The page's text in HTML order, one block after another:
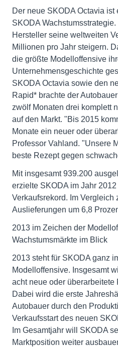
Der neue SKODA Octavia
SKODA
Hersteller seine weltweiten
Millionen pro Jahr steigern.
die größte Modelloffensive
Unternehmensgeschichte
SKODA Octavia sowie den
Rapid* brachte der
zwölf Monaten drei komplett
auf den Markt. "Bis 2015
Monate ein neuer oder
Professor Vahland. "Unsere
beste Rezept gegen
Mit insgesamt 939.200
erzielte SKODA im Jahr
Verkaufsrekord. Im Vergleich
Auslieferungen um 6,8
2013 im Zeichen der
Wachstumsmärkte im Blick
2013 steht für SKODA ganz
Modelloffensive. Insgesamt
acht neue oder überarbeitete
Dabei wird die erste
Autobauer durch den
Verkaufsstart des neuen
Im Gesamtjahr will SKODA
Marktposition weiter